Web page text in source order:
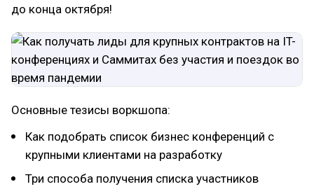
до конца октября!
Основные тезисы воркшопа:
Как подобрать список бизнес конференций с
крупными клиентами на разработку
Три способа получения списка участников